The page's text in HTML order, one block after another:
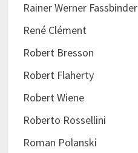
Rainer Werner Fassbinder
René Clément
Robert Bresson
Robert Flaherty
Robert Wiene
Roberto Rossellini
Roman Polanski